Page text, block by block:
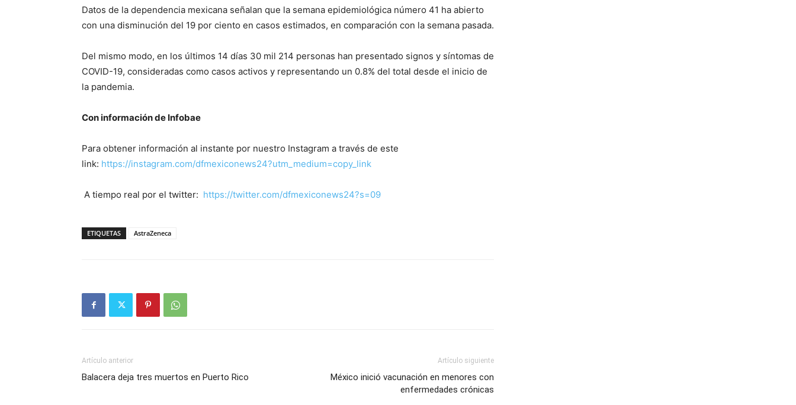
Datos de la dependencia mexicana señalan que la semana epidemiológica número 41 ha abierto
con una disminución del 19 por ciento en casos estimados, en comparación con la semana pasada.
Del mismo modo, en los últimos 14 días 30 mil 214 personas han presentado signos y síntomas de
COVID-19, consideradas como casos activos y representando un 0.8% del total desde el inicio de
la pandemia.
Con información de Infobae
Para obtener información al instante por nuestro Instagram a través de este
link: https://instagram.com/dfmexiconews24?utm_medium=copy_link
A tiempo real por el twitter: https://twitter.com/dfmexiconews24?s=09
ETIQUETAS AstraZeneca
Artículo anterior
Balacera deja tres muertos en Puerto Rico
Artículo siguiente
México inició vacunación en menores con
enfermedades crónicas